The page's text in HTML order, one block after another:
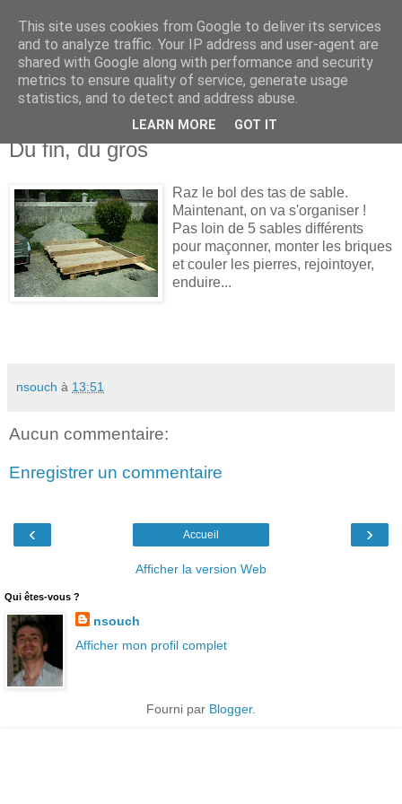
La Rénobéarnaise
blog d'une restauration de maison de pays béarnais.
mercredi 18 août 2010
Du fin, du gros
Raz le bol des tas de sable.
Maintenant, on va s'organiser !
Pas loin de 5 sables différents
pour maçonner, monter les briques
et couler les pierres, rejointoyer,
enduire...
nsouch à 13:51
Aucun commentaire:
Enregistrer un commentaire
‹ ›
Accueil
Afficher la version Web
Qui êtes-vous ?
nsouch
Afficher mon profil complet
Fourni par Blogger.
This site uses cookies from Google to deliver its services
and to analyze traffic. Your IP address and user-agent are
shared with Google along with performance and security
metrics to ensure quality of service, generate usage
statistics, and to detect and address abuse.
LEARN MORE GOT IT